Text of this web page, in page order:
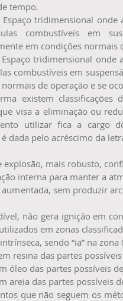
tempo.
tridimensional
combustíveis em
em condições normais
tridimensional
combustíveis em
normais de operação e se
existem classificações
visa a eliminação ou
utilizar fica a cargo
dada pelo acréscimo da
explosão, mais robusto,
interna para manter a
aumentada, sem produzir
não gera ignição em
em zonas
intrínseca, sendo “ia” na
resina das partes
óleo das partes possíveis
areia das partes possíveis
que não seguem os